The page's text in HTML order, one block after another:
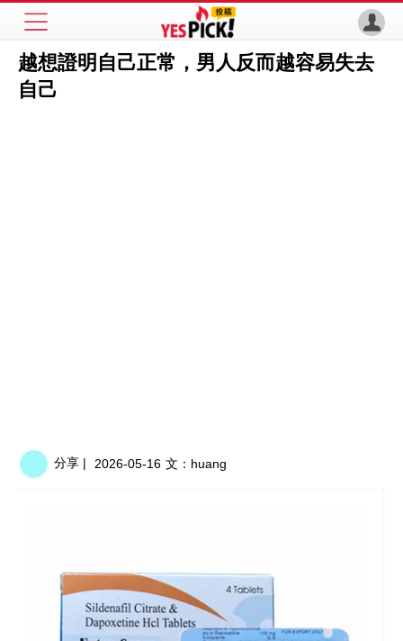
越想證明自己正常，男人反而越容易失去
自己
分享 | 2026-05-16 文： huang